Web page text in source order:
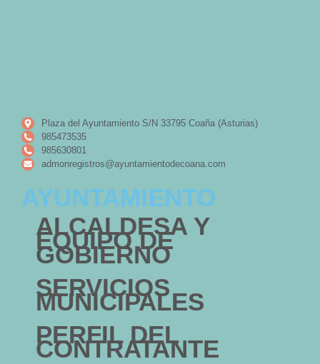
Plaza del Ayuntamiento S/N 33795 Coaña (Asturias)
985473535
985630801
admonregistros@ayuntamientodecoana.com
AYUNTAMIENTO
ALCALDESA Y
EQUIPO DE
GOBIERNO
SERVICIOS
MUNICIPALES
PERFIL DEL
CONTRATANTE